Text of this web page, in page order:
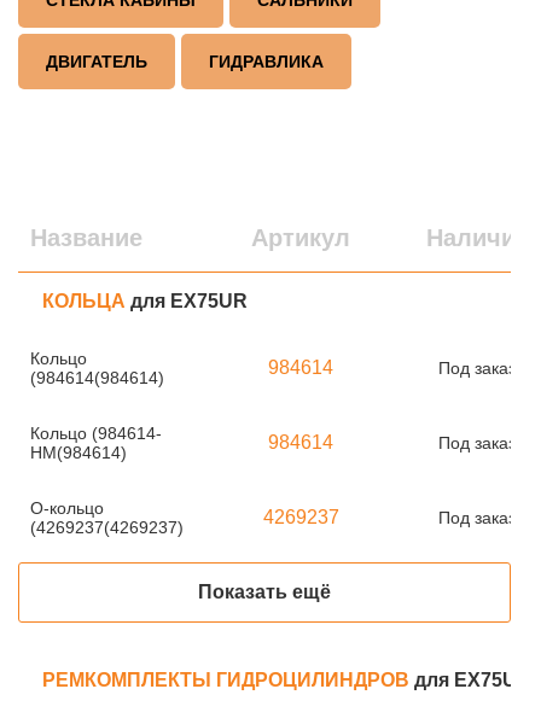
ДВИГАТЕЛЬ ГИДРАВЛИКА
Название Артикул Наличие
КОЛЬЦА для EX75UR
Кольцо
(984614(984614)
984614 Под заказ
Кольцо (984614-
HM(984614)
984614 Под заказ
О-кольцо
(4269237(4269237)
4269237 Под заказ
Показать ещё
РЕМКОМПЛЕКТЫ ГИДРОЦИЛИНДРОВ для EX75UR